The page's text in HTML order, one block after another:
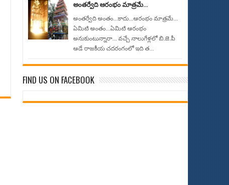
అంతర్వేది ఆరంభం మాత్రమే...
అంతర్వేది అంతం...కాదు...ఆరంభం మాత్రమే...
ఏమిటి అంతం...ఏమిటి ఆరంభం
అనుకుంటున్నారా... వచ్చే నాలుగేళ్లలో బి.జె.పీ
ఆడే రాజకీయ చదరంగంలో ఇది త...
FIND US ON FACEBOOK